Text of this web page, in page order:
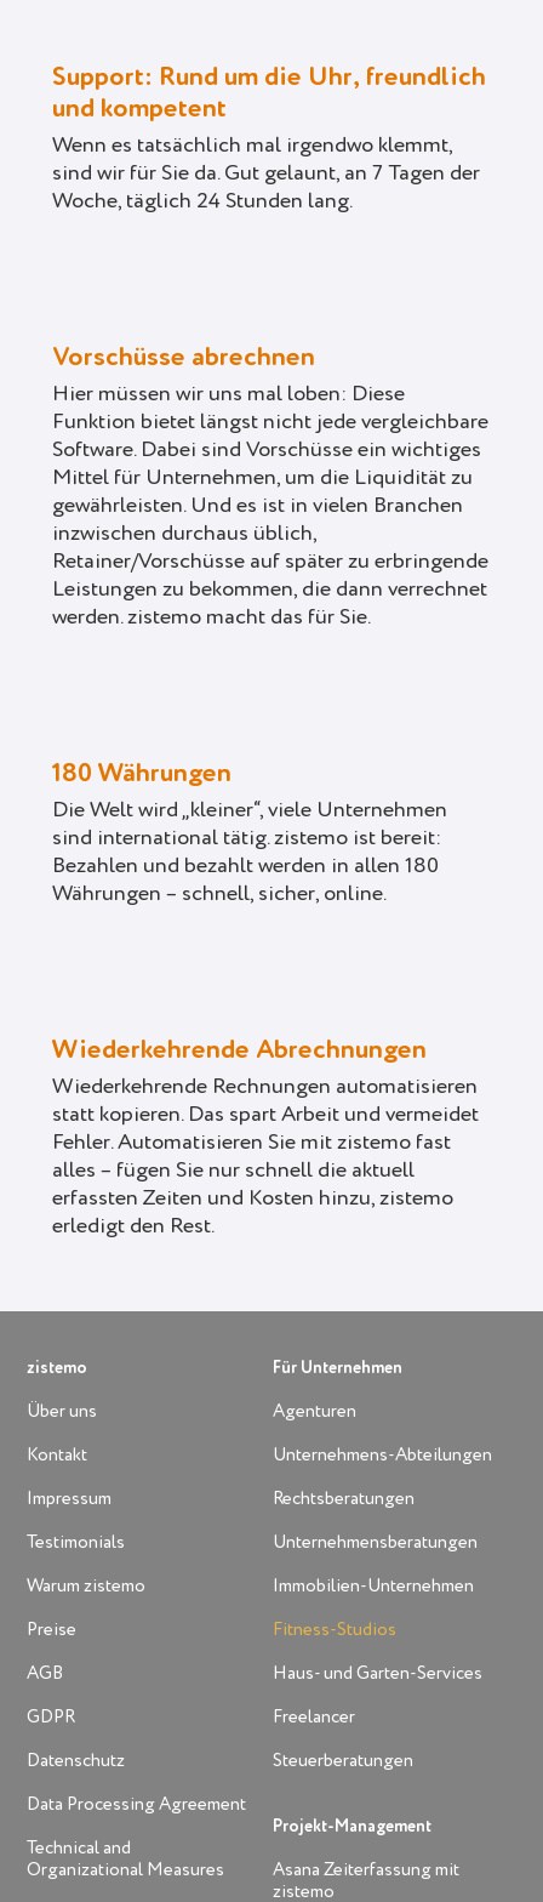
Support: Rund um die Uhr, freundlich
und kompetent
Wenn es tatsächlich mal irgendwo klemmt,
sind wir für Sie da. Gut gelaunt, an 7 Tagen der
Woche, täglich 24 Stunden lang.
Vorschüsse abrechnen
Hier müssen wir uns mal loben: Diese
Funktion bietet längst nicht jede vergleichbare
Software. Dabei sind Vorschüsse ein wichtiges
Mittel für Unternehmen, um die Liquidität zu
gewährleisten. Und es ist in vielen Branchen
inzwischen durchaus üblich,
Retainer/Vorschüsse auf später zu erbringende
Leistungen zu bekommen, die dann verrechnet
werden. zistemo macht das für Sie.
180 Währungen
Die Welt wird „kleiner“, viele Unternehmen
sind international tätig. zistemo ist bereit:
Bezahlen und bezahlt werden in allen 180
Währungen – schnell, sicher, online.
Wiederkehrende Abrechnungen
Wiederkehrende Rechnungen automatisieren
statt kopieren. Das spart Arbeit und vermeidet
Fehler. Automatisieren Sie mit zistemo fast
alles – fügen Sie nur schnell die aktuell
erfassten Zeiten und Kosten hinzu, zistemo
erledigt den Rest.
zistemo
Über uns
Kontakt
Impressum
Testimonials
Warum zistemo
Preise
AGB
GDPR
Datenschutz
Data Processing Agreement
Technical and
Organizational Measures
Für Unternehmen
Agenturen
Unternehmens-Abteilungen
Rechtsberatungen
Unternehmensberatungen
Immobilien-Unternehmen
Fitness-Studios
Haus- und Garten-Services
Freelancer
Steuerberatungen
Projekt-Management
Asana Zeiterfassung mit
zistemo